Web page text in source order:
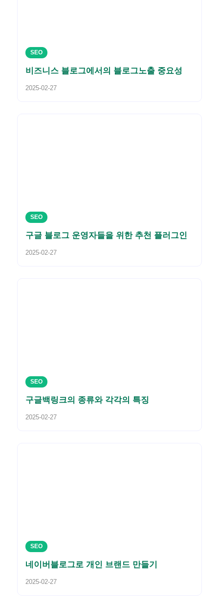
SEO
비즈니스 블로그에서의 블로그노출 중요성
2025-02-27
SEO
구글 블로그 운영자들을 위한 추천 플러그인
2025-02-27
SEO
구글백링크의 종류와 각각의 특징
2025-02-27
SEO
네이버블로그로 개인 브랜드 만들기
2025-02-27